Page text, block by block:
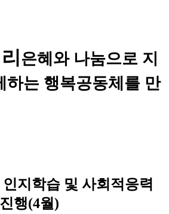
은혜와 나눔으로 지
하는 행복공동체를 만
지학습 및 사회적응력
행(4월)